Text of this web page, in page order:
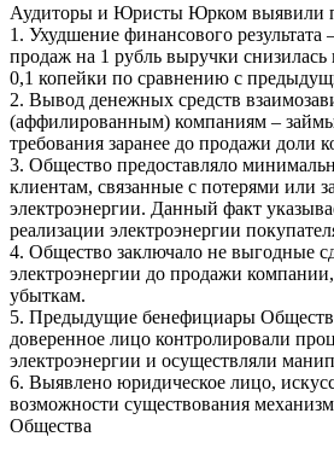
Аудиторы и Юристы Юрком выявили по
1. Ухудшение финансового результата
продаж на 1 рубль выручки снизилась
0,1 копейки по сравнению с
2. Вывод денежных средств
(аффилированным) компаниям –
требования заранее до продажи доли
3. Общество предоставляло
клиентам, связанные с потерями или
электроэнергии. Данный факт
реализации электроэнергии
4. Общество заключало не выгодные
электроэнергии до продажи
убыткам.
5. Предыдущие бенефициары
доверенное лицо контролировали
электроэнергии и осуществляли
6. Выявлено юридическое лицо,
возможности существования
Общества